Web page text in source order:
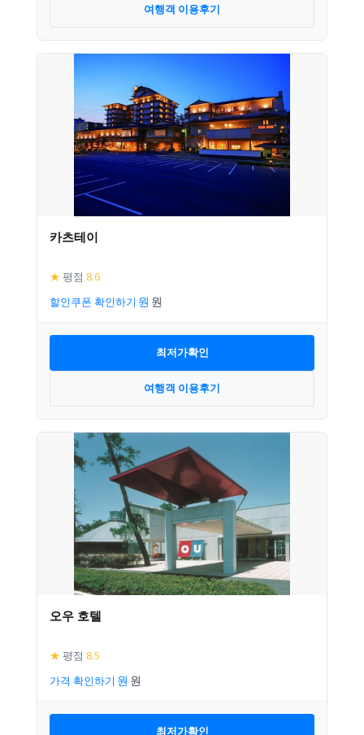
여행객 이용후기
카츠테이
★ 평점 8.6
할인쿠폰 확인하기
최저가확인
여행객 이용후기
오우 호텔
★ 평점 8.5
가격 확인하기
최저가확인